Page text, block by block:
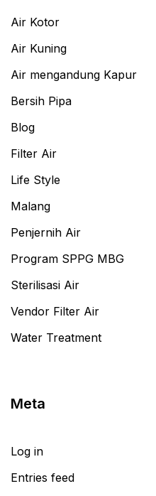
Air Kotor
Air Kuning
Air mengandung Kapur
Bersih Pipa
Blog
Filter Air
Life Style
Malang
Penjernih Air
Program SPPG MBG
Sterilisasi Air
Vendor Filter Air
Water Treatment
Meta
Log in
Entries feed